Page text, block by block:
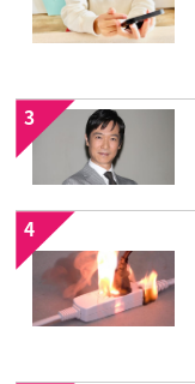
3
4